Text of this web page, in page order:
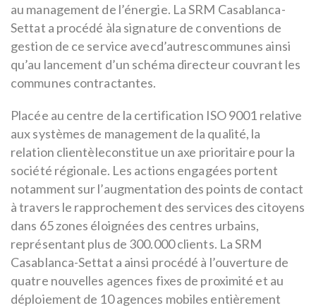
au management de l’énergie. La SRM Casablanca-
Settat a procédé àla signature de conventions de
gestion de ce service avecd’autrescommunes ainsi
qu’au lancement d’un schéma directeur couvrant les
communes contractantes.
Placée au centre de la certification ISO 9001 relative
aux systèmes de management de la qualité, la
relation clientèleconstitue un axe prioritaire pour la
société régionale. Les actions engagées portent
notamment sur l’augmentation des points de contact
à travers le rapprochement des services des citoyens
dans 65 zones éloignées des centres urbains,
représentant plus de 300.000 clients. La SRM
Casablanca-Settat a ainsi procédé à l’ouverture de
quatre nouvelles agences fixes de proximité et au
déploiement de 10 agences mobiles entièrement